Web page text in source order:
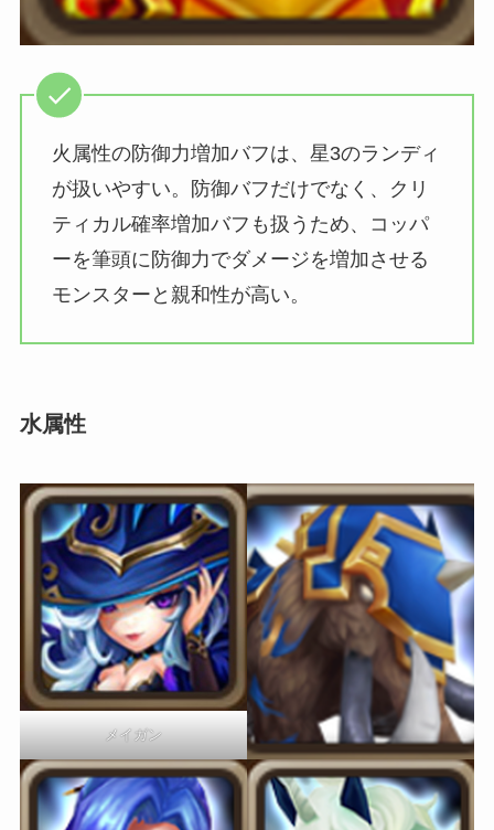
火属性の防御力増加バフは、星3のランディ
が扱いやすい。防御バフだけでなく、クリ
ティカル確率増加バフも扱うため、コッパ
ーを筆頭に防御力でダメージを増加させる
モンスターと親和性が高い。
水属性
メイガン